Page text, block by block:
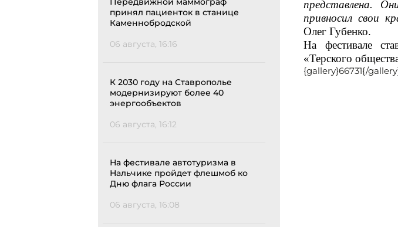
принял пациенток в станице
Каменнобродской
06 августа, 16:16
К 2030 году на Ставрополье
модернизируют более 40
энергообъектов
06 августа, 16:12
На фестивале автотуризма в
Нальчике пройдет флешмоб ко
Дню флага России
06 августа, 16:08
представлена.
привносил свои
Олег Губенко.
На фестивале
«Терского
{gallery}66731{/